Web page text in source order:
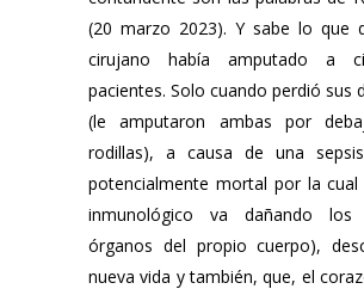
(20 marzo 2023). Y sabe lo que
cirujano había amputado a
pacientes. Solo cuando perdió sus
(le amputaron ambas por
rodillas), a causa de una
potencialmente mortal por la cual
inmunológico va dañando
órganos del propio cuerpo),
nueva vida y también, que, el